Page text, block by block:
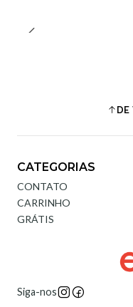
DE
CATEGORIAS
CONTATO
CARRINHO
GRÁTIS
Siga-nos